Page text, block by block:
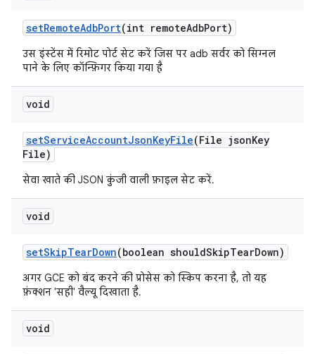
setRemoteAdbPort(int remoteAdbPort)
उस इंस्टेंस में रिमोट पोर्ट सेट करें जिस पर adb सर्वर को सिग्नल
पाने के लिए कॉन्फ़िगर किया गया है
void
setServiceAccountJsonKeyFile(File jsonKey
File)
सेवा खाते की JSON कुंजी वाली फ़ाइल सेट करें.
void
setSkipTearDown(boolean shouldSkipTearDown)
अगर GCE को बंद करने की प्रोसेस को स्किप करना है, तो यह
फ़ंक्शन 'सही' वैल्यू दिखाता है.
void